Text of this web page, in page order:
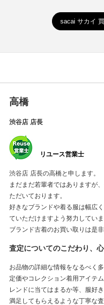
sacai サカイ
高橋
渋谷店 店長
リユース営業士
渋谷店 店長の高橋と申します。
まだまだ若輩者ではありますが
ただいております。
好きなブランドや着る服は幅広
ていただけますよう努力していま
ブランド古着のお買い取りは是
査定についてのこだわり、
お品物の詳細な情報をなるべく
定価やコレクション着用アイテ
レンドに当てはまるか等、服好
満足してもらえるような丁寧な